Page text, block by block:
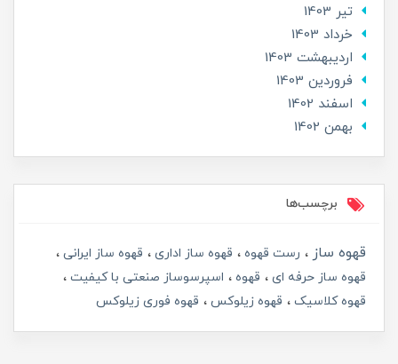
تير 1403
خرداد 1403
ارديبهشت 1403
فروردین 1403
اسفند 1402
بهمن 1402
برچسب‌ها
قهوه ساز رست قهوه قهوه ساز اداری
قهوه ساز ایرانی
قهوه ساز حرفه ای
قهوه
اسپرسوساز صنعتی با کیفیت
قهوه کلاسیک
قهوه زیلوکس قهوه فوری زیلوکس